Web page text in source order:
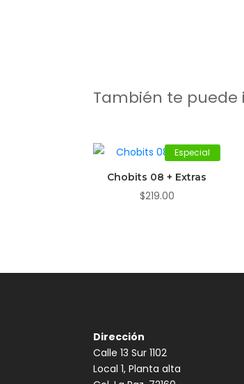
También te puede
Especial
Chobits 08 + Extras
$219.00
Dirección
Calle 13 Sur 1102
Local 1, Planta alta